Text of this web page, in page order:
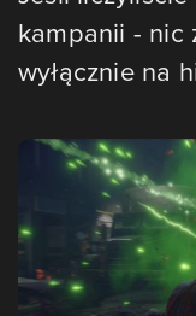
kampanii - nic
wyłącznie na